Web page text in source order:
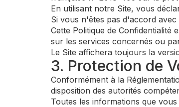
En utilisant notre Site, vous
Si vous n'êtes pas d'accord
Cette Politique de
sur les services concernés ou
Le Site affichera toujours la
3. Protection de
Conformément à la
disposition des autorités
Toutes les informations que